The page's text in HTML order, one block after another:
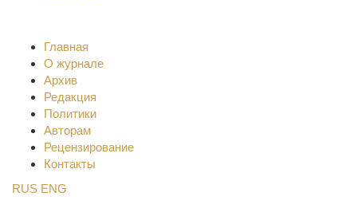
Главная
О журнале
Архив
Редакция
Политики
Авторам
Рецензирование
Контакты
RUS ENG